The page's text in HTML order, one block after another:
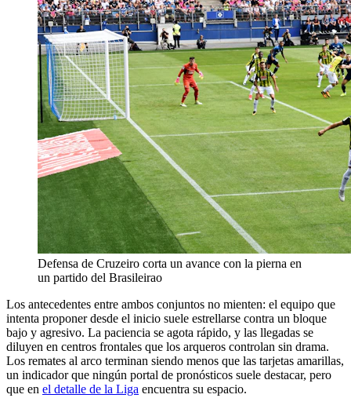
Defensa de Cruzeiro corta un avance con la pierna en
un partido del Brasileirao
Los antecedentes entre ambos conjuntos no mienten: el equipo que
intenta proponer desde el inicio suele estrellarse contra un bloque
bajo y agresivo. La paciencia se agota rápido, y las llegadas se
diluyen en centros frontales que los arqueros controlan sin drama.
Los remates al arco terminan siendo menos que las tarjetas amarillas,
un indicador que ningún portal de pronósticos suele destacar, pero
que en el detalle de la Liga encuentra su espacio.